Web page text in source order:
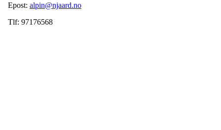
Epost: alpin@njaard.no
Tlf: 97176568